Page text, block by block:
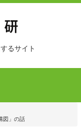
るサイト
図」の話